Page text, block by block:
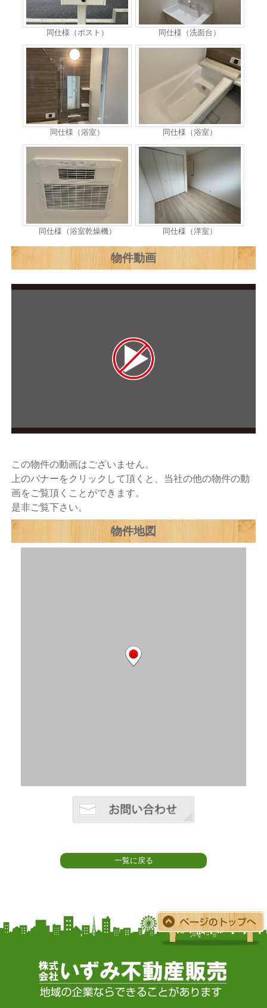
同仕様（ポスト） 同仕様（洗面台）
同仕様（浴室） 同仕様（浴室）
同仕様（浴室乾燥機） 同仕様（洋室）
物件動画
この物件の動画はございません。
上のバナーをクリックして頂くと、当社の他の物件の動
画をご覧頂くことができます。
是非ご覧下さい。
物件地図
一覧に戻る